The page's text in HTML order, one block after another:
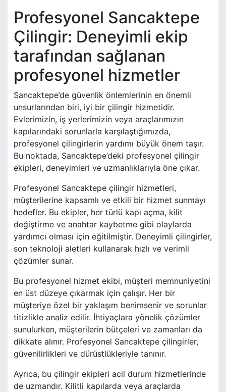
Profesyonel Sancaktepe
Çilingir: Deneyimli ekip
tarafından sağlanan
profesyonel hizmetler
Sancaktepe’de güvenlik önlemlerinin en önemli
unsurlarından biri, iyi bir çilingir hizmetidir.
Evlerimizin, iş yerlerimizin veya araçlarımızın
kapılarındaki sorunlarla karşılaştığımızda,
profesyonel çilingirlerin yardımı büyük önem taşır.
Bu noktada, Sancaktepe’deki profesyonel çilingir
ekipleri, deneyimleri ve uzmanlıklarıyla öne çıkar.
Profesyonel Sancaktepe çilingir hizmetleri,
müşterilerine kapsamlı ve etkili bir hizmet sunmayı
hedefler. Bu ekipler, her türlü kapı açma, kilit
değiştirme ve anahtar kaybetme gibi olaylarda
yardımcı olması için eğitilmiştir. Deneyimli çilingirler,
son teknoloji aletleri kullanarak hızlı ve verimli
çözümler sunar.
Bu profesyonel hizmet ekibi, müşteri memnuniyetini
en üst düzeye çıkarmak için çalışır. Her bir
müşteriye özel bir yaklaşım benimsenir ve sorunlar
titizlikle analiz edilir. İhtiyaçlara yönelik çözümler
sunulurken, müşterilerin bütçeleri ve zamanları da
dikkate alınır. Profesyonel Sancaktepe çilingirler,
güvenilirlikleri ve dürüstlükleriyle tanınır.
Ayrıca, bu çilingir ekipleri acil durum hizmetlerinde
de uzmandır. Kilitli kapılarda veya araçlarda